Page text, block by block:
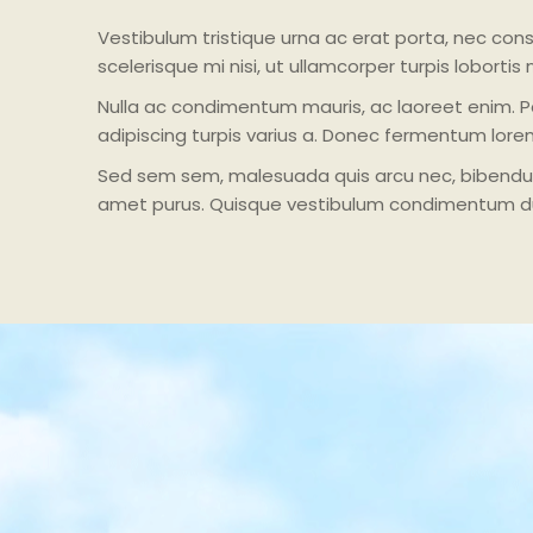
Vestibulum tristique urna ac erat porta, nec
scelerisque mi nisi, ut ullamcorper turpis
Nulla ac condimentum mauris, ac laoreet enim.
adipiscing turpis varius a. Donec fermentum
Sed sem sem, malesuada quis arcu nec,
amet purus. Quisque vestibulum condimentum